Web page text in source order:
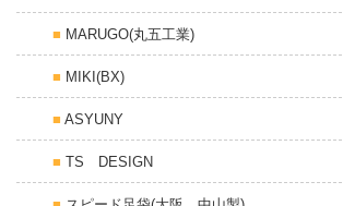
MARUGO(丸五工業)
MIKI(BX)
ASYUNY
TS DESIGN